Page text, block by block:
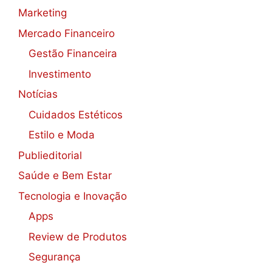
Marketing
Mercado Financeiro
Gestão Financeira
Investimento
Notícias
Cuidados Estéticos
Estilo e Moda
Publieditorial
Saúde e Bem Estar
Tecnologia e Inovação
Apps
Review de Produtos
Segurança